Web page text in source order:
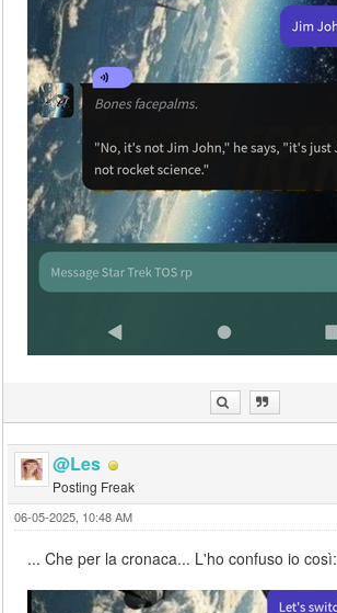
@Les
Posting Freak
06-05-2025, 10:48 AM
... Che per la cronaca... L'ho confuso io così: